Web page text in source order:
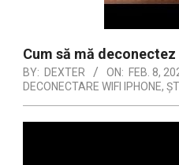
Cum să mă
BY: DEXTER ON: FEB. 8,
DECONECTARE WIFI IPHONE,